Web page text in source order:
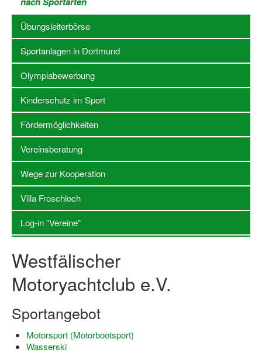
Stellenangebote SSB Dortmund
Vereine
Übungsleiterbörse
Sportanlagen in Dortmund
Olympiabewerbung
Kinderschutz im Sport
Fördermöglichkeiten
Vereinsberatung
Wege zur Kooperation
Villa Froschloch
Log-in "Vereine"
SSB Qualifizierungen
Übersicht Qualifizierungswege
Übungsleiterbörse
Sportanlagen in Dortmund
Olympiabewerbung
Kinderschutz im Sport
Fördermöglichkeiten
Vereinsberatung
Wege zur Kooperation
Villa Froschloch
Log-in "Vereine"
Westfälischer
Motoryachtclub e.V.
Sportangebot
Motorsport (Motorbootsport)
Wasserski